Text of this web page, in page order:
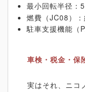
最小回転半径：
燃費（JC08）
駐車支援機能（
車検・税金・保
実はそれ、ニコ